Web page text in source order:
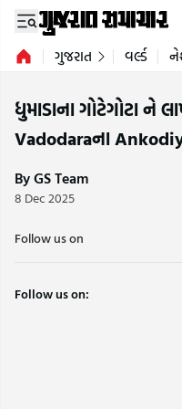
ગુજરાત વર્લ્ડ
ધુમાડાના ગોટેગોટા ને
Vadodaraના
By GS Team
8 Dec 2025
Follow us on
Follow us on: